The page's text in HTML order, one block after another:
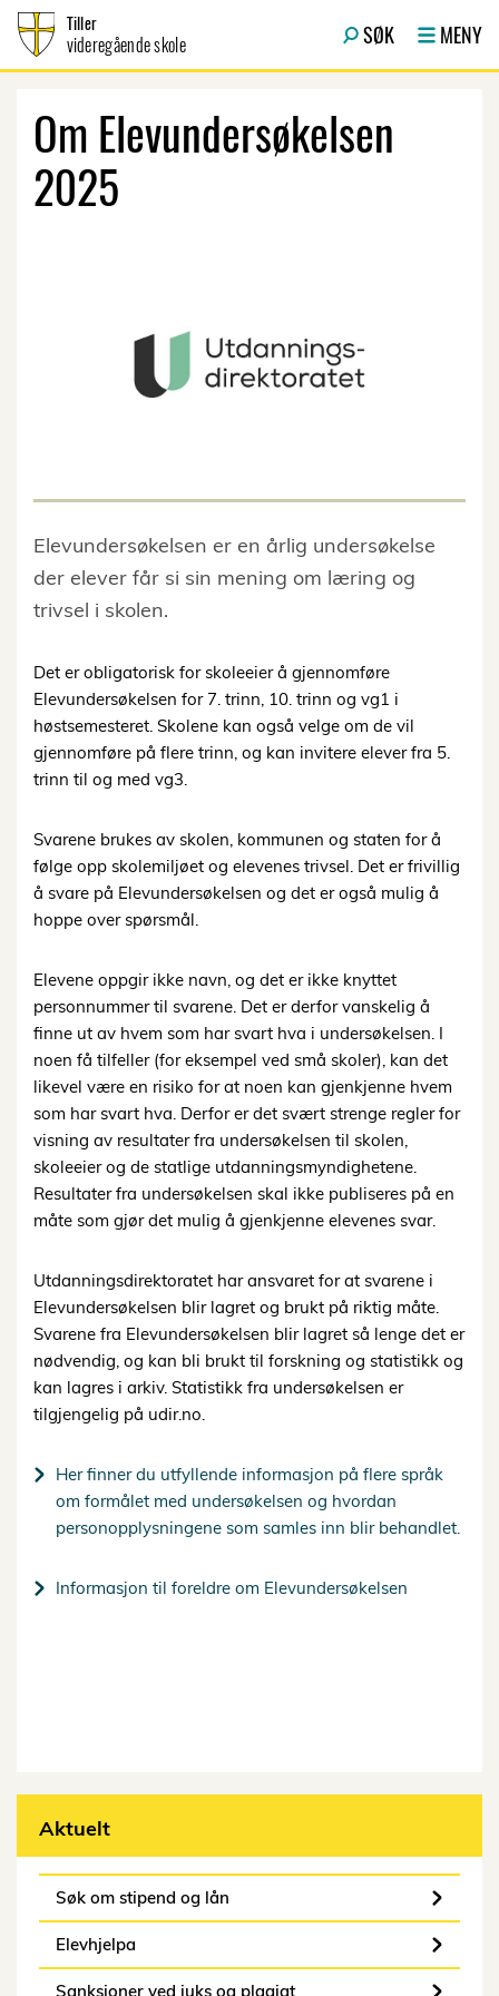
Tiller
videregående skole SØK MENY
Om Elevundersøkelsen
2025
Elevundersøkelsen er en årlig undersøkelse
der elever får si sin mening om læring og
trivsel i skolen.
Det er obligatorisk for skoleeier å gjennomføre
Elevundersøkelsen for 7. trinn, 10. trinn og vg1 i
høstsemesteret. Skolene kan også velge om de vil
gjennomføre på flere trinn, og kan invitere elever fra 5.
trinn til og med vg3.
Svarene brukes av skolen, kommunen og staten for å
følge opp skolemiljøet og elevenes trivsel. Det er frivillig
å svare på Elevundersøkelsen og det er også mulig å
hoppe over spørsmål.
Elevene oppgir ikke navn, og det er ikke knyttet
personnummer til svarene. Det er derfor vanskelig å
finne ut av hvem som har svart hva i undersøkelsen. I
noen få tilfeller (for eksempel ved små skoler), kan det
likevel være en risiko for at noen kan gjenkjenne hvem
som har svart hva. Derfor er det svært strenge regler for
visning av resultater fra undersøkelsen til skolen,
skoleeier og de statlige utdanningsmyndighetene.
Resultater fra undersøkelsen skal ikke publiseres på en
måte som gjør det mulig å gjenkjenne elevenes svar.
Utdanningsdirektoratet har ansvaret for at svarene i
Elevundersøkelsen blir lagret og brukt på riktig måte.
Svarene fra Elevundersøkelsen blir lagret så lenge det er
nødvendig, og kan bli brukt til forskning og statistikk og
kan lagres i arkiv. Statistikk fra undersøkelsen er
tilgjengelig på udir.no.
Her finner du utfyllende informasjon på flere språk
om formålet med undersøkelsen og hvordan
personopplysningene som samles inn blir behandlet.
Informasjon til foreldre om Elevundersøkelsen
Aktuelt
Søk om stipend og lån
Elevhjelpa
Sanksjoner ved juks og plagiat